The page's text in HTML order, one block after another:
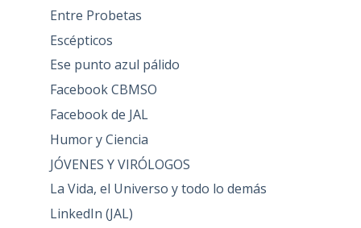
Entre Probetas
Escépticos
Ese punto azul pálido
Facebook CBMSO
Facebook de JAL
Humor y Ciencia
JÓVENES Y VIRÓLOGOS
La Vida, el Universo y todo lo demás
LinkedIn (JAL)